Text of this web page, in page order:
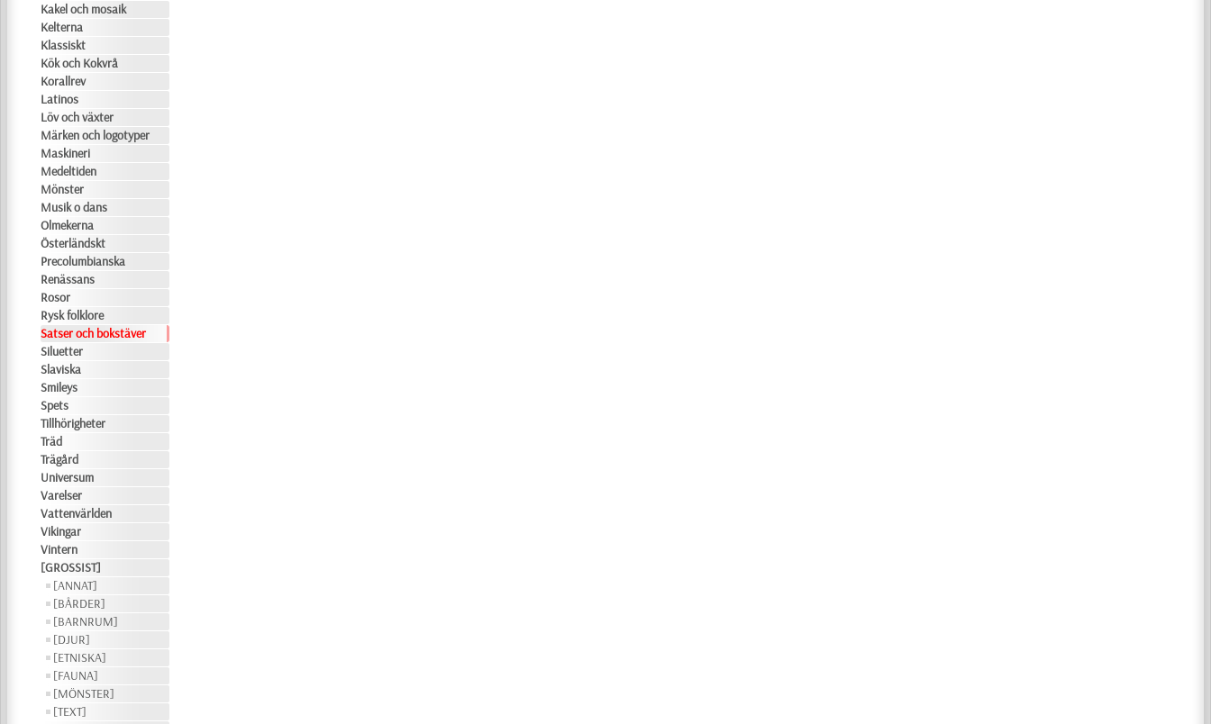
Kakel och mosaik
Kelterna
Klassiskt
Kök och Kokvrå
Korallrev
Latinos
Löv och växter
Märken och logotyper
Maskineri
Medeltiden
Mönster
Musik o dans
Olmekerna
Österländskt
Precolumbianska
Renässans
Rosor
Rysk folklore
Satser och bokstäver
Siluetter
Slaviska
Smileys
Spets
Tillhörigheter
Träd
Trägård
Universum
Varelser
Vattenvärlden
Vikingar
Vintern
[GROSSIST]
[ANNAT]
[BÅRDER]
[BARNRUM]
[DJUR]
[ETNISKA]
[FAUNA]
[MÖNSTER]
[TEXT]